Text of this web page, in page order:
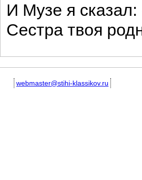
И Музе я сказал:
Сестра твоя
webmaster@stihi-klassikov.ru